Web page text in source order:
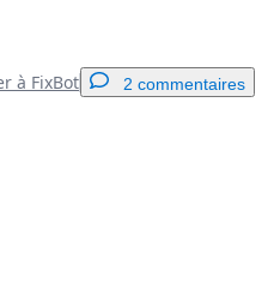
à FixBot 2 commentaires